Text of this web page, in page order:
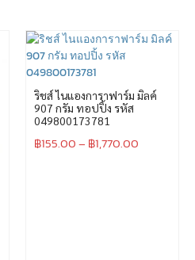
ริชส์ ไนแองการาฟาร์ม มิลค์
907 กรัม ทอปปิ้ง รหัส
049800173781
฿155.00– ฿1,770.00